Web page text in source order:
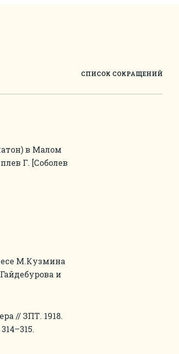
СПИСОК СОКРАЩЕНИЙ
в Малом
Г. [Соболев
М.Кузмина
и
// ЗПТ. 1918.